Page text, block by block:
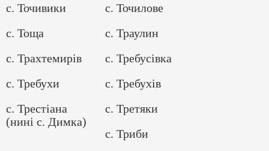
с. Точивики
с. Точилове
с. Тоща
с. Траулин
с. Трахтемирів
с. Требусівка
с. Требухи
с. Требухів
с. Трестіана
(нині с. Димка)
с. Третяки
с. Триби